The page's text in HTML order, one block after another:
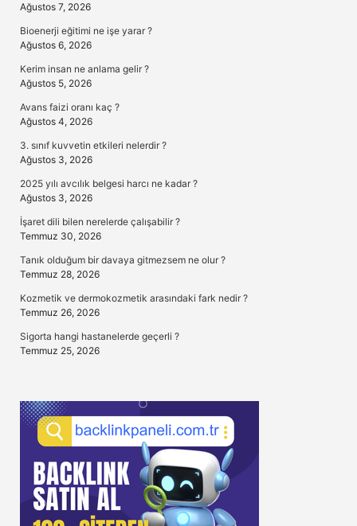
Ağustos 7, 2026
Bioenerji eğitimi ne işe yarar ?
Ağustos 6, 2026
Kerim insan ne anlama gelir ?
Ağustos 5, 2026
Avans faizi oranı kaç ?
Ağustos 4, 2026
3. sınıf kuvvetin etkileri nelerdir ?
Ağustos 3, 2026
2025 yılı avcılık belgesi harcı ne kadar ?
Ağustos 3, 2026
İşaret dili bilen nerelerde çalışabilir ?
Temmuz 30, 2026
Tanık olduğum bir davaya gitmezsem ne olur ?
Temmuz 28, 2026
Kozmetik ve dermokozmetik arasındaki fark nedir ?
Temmuz 26, 2026
Sigorta hangi hastanelerde geçerli ?
Temmuz 25, 2026